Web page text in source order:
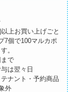
上お買い上げごと
7個で100マルカポ
。
で
は翌々日
ナント・予約商品
外